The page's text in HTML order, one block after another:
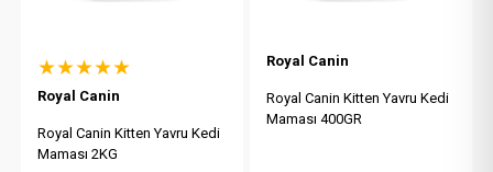
★★★★★
Royal Canin
Royal Canin Kitten Yavru Kedi
Maması 2KG
Royal Canin
Royal Canin Kitten Yavru Kedi
Maması 400GR